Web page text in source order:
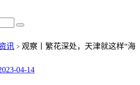
讯 > 观察丨繁花深处，天津就这样“海
04-14